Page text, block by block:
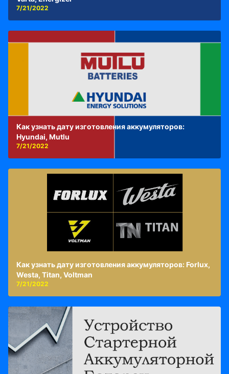
7/21/2022
Как узнать дату изготовления аккумуляторов:
Hyundai, Mutlu
7/21/2022
Как узнать дату изготовления аккумуляторов: Forlux,
Westa, Titan, Voltman
7/21/2022